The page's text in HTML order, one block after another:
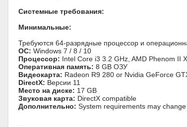
Системные требования:
Минимальные:
Требуются 64-разрядные процессор и
ОС: Windows 7 / 8 / 10
Процессор: Intel Core i3 3.2 GHz, AMD Phenom II
Оперативная память: 8 GB ОЗУ
Видеокарта: Radeon R9 280 or Nvidia GeForce
DirectX: Версии 11
Место на диске: 17 GB
Звуковая карта: DirectX compatible
Дополнительно: System requirements may